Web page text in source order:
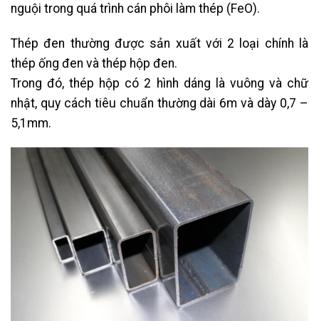
nguội trong quá trình cán phôi làm thép (FeO).
Thép đen thường được sản xuất với 2 loại chính là
thép ống đen và thép hộp đen.
Trong đó, thép hộp có 2 hình dáng là vuông và chữ
nhật, quy cách tiêu chuẩn thường dài 6m và dày 0,7 –
5,1mm.